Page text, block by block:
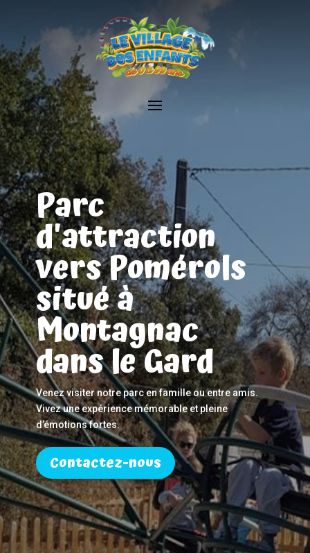
Parc
d'attraction
vers Pomérols
situé à
Montagnac
dans le Gard
Venez visiter notre parc en famille ou entre amis.
Vivez une expérience mémorable et pleine
d’émotions fortes.
Contactez-nous